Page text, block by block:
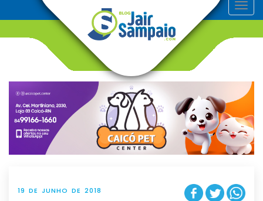
T
o
v
g
t
i
o
n
19 DE JUNHO DE 2018